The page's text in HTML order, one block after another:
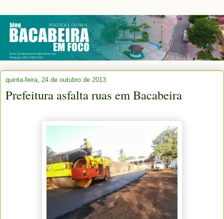
quinta-feira, 24 de outubro de 2013
Prefeitura asfalta ruas em Bacabeira